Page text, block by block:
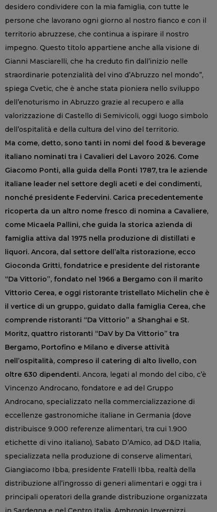
desidero condividere con la mia famiglia, con tutte le
persone che lavorano ogni giorno al nostro fianco e con il
territorio abruzzese, che continua a ispirare il nostro
impegno. Questo titolo appartiene anche alla visione di
Gianni Masciarelli, che ha creduto fin dall’inizio nelle
straordinarie potenzialità del vino d’Abruzzo nel mondo”,
spiega Cvetic, che è anche stata pioniera nello sviluppo
dell’enoturismo in Abruzzo grazie al recupero e alla
valorizzazione di Castello di Semivicoli, oggi luogo simbolo
dell’ospitalità e della cultura del vino del territorio.
Ma come, detto, sono tanti in nomi del food & beverage
italiano nominati tra i Cavalieri del Lavoro 2026. Come
Giacomo Ponti, alla guida della Ponti 1787, tra le aziende
italiane leader nel settore degli aceti e dei condimenti,
nonché presidente Federvini. Carica precedentemente
ricoperta da un altro nome fresco di nomina a Cavaliere,
come Micaela Pallini, che guida la storica azienda di
famiglia attiva dal 1975 nella produzione di distillati e
liquori. Ancora, dal settore dell’alta ristorazione, ecco
Gioconda Gritti, fondatrice e presidente del ristorante
“Da Vittorio”, fondato nel 1966 a Bergamo con il marito
Vittorio Cerea, e oggi ristorante tristellato Michelin che è
il vertice di un gruppo, guidato dalla famiglia Cerea, che
comprende ristoranti “Da Vittorio” a Shanghai e St.
Moritz, quattro ristoranti “DaV by Da Vittorio” tra
Bergamo, Portofino e Milano e diverse attività
nell’ospitalità, compreso il catering di alto livello, con
oltre 630 dipendenti. Ancora, legati al mondo del cibo, c’è
Vincenzo Androcano, fondatore e ad del Gruppo
Androcano, specializzato nella commercializzazione di
eccellenze gastronomiche italiane in Germania (dove
distribuisce 9.000 referenze alimentari, tra cui 1.900
etichette di vino italiano), Sabato D’Amico, ad D&D Italia,
specializzata nella produzione di conserve alimentari,
Giangiacomo Ibba, presidente Fratelli Ibba, realtà della
distribuzione all’ingrosso di generi alimentari e oggi tra i
principali operatori della grande distribuzione organizzata